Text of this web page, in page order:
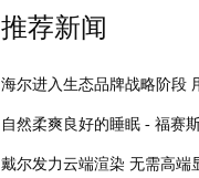
推荐新闻
海尔进入生态品牌战略阶段
自然柔爽良好的睡眠 - 福赛
戴尔发力云端渲染 无需高端